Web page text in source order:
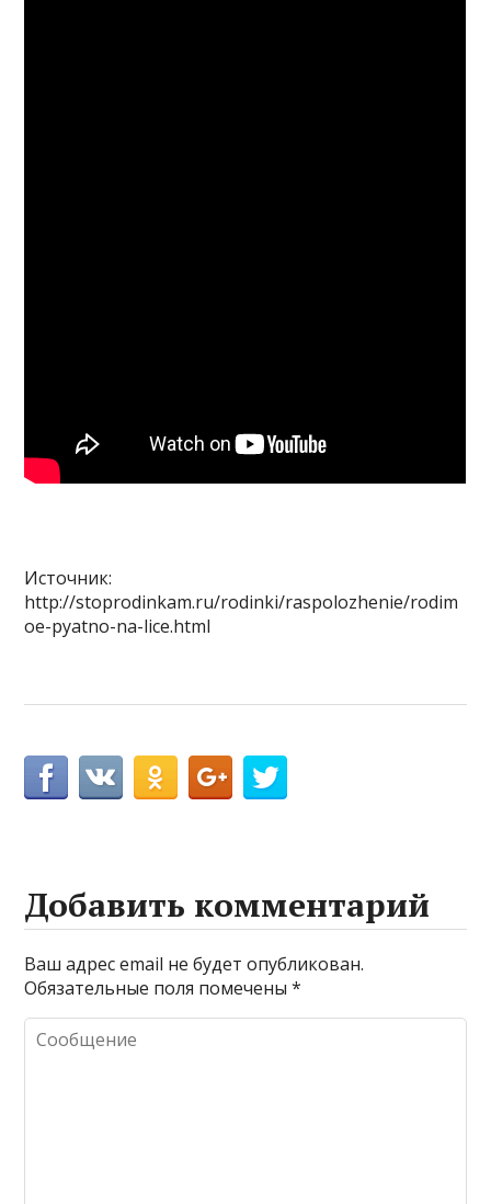
Источник:
http://stoprodinkam.ru/rodinki/raspolozhenie/rodim
oe-pyatno-na-lice.html
Добавить комментарий
Ваш адрес email не будет опубликован.
Обязательные поля помечены*